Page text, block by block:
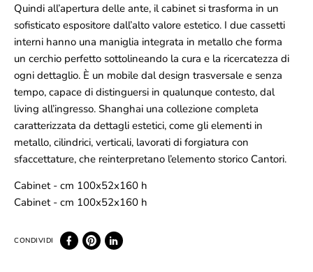
Quindi all’apertura delle ante, il cabinet si trasforma in un
sofisticato espositore dall’alto valore estetico. I due cassetti
interni hanno una maniglia integrata in metallo che forma
un cerchio perfetto sottolineando la cura e la ricercatezza di
ogni dettaglio. È un mobile dal design trasversale e senza
tempo, capace di distinguersi in qualunque contesto, dal
living all’ingresso. Shanghai una collezione completa
caratterizzata da dettagli estetici, come gli elementi in
metallo, cilindrici, verticali, lavorati di forgiatura con
sfaccettature, che reinterpretano l’elemento storico Cantori.
Cabinet - cm 100x52x160 h
Cabinet - cm 100x52x160 h